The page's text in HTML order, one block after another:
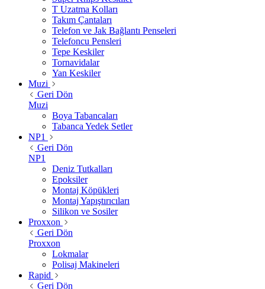
T Uzatma Kolları
Takım Çantaları
Telefon ve Jak Bağlantı Penseleri
Telefoncu Pensleri
Tepe Keskiler
Tornavidalar
Yan Keskiler
Muzi
Geri Dön
Muzi
Boya Tabancaları
Tabanca Yedek Setler
NP1
Geri Dön
NP1
Deniz Tutkalları
Epoksiler
Montaj Köpükleri
Montaj Yapıştırıcıları
Silikon ve Sosiler
Proxxon
Geri Dön
Proxxon
Lokmalar
Polisaj Makineleri
Rapid
Geri Dön